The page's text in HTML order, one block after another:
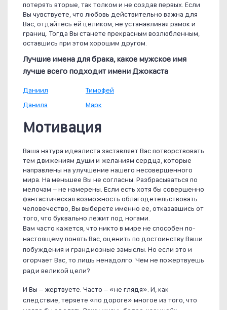
потерять вторые, так толком и не создав первых. Если
Вы чувствуете, что любовь действительно важна для
Вас, отдайтесь ей целиком, не устанавливая рамок и
границ. Тогда Вы станете прекрасным возлюбленным,
оставшись при этом хорошим другом.
Лучшие имена для брака, какое мужское имя
лучше всего подходит имени Джокаста
Даниил
Данила
Тимофей
Марк
Мотивация
Ваша натура идеалиста заставляет Вас потворствовать
тем движениям души и желаниям сердца, которые
направлены на улучшение нашего несовершенного
мира. На меньшее Вы не согласны. Разбрасываться по
мелочам – не намерены. Если есть хотя бы совершенно
фантастическая возможность облагодетельствовать
человечество, Вы выберете именно ее, отказавшись от
того, что буквально лежит под ногами.
Вам часто кажется, что никто в мире не способен по-
настоящему понять Вас, оценить по достоинству Ваши
побуждения и грандиозные замыслы. Но если это и
огорчает Вас, то лишь ненадолго. Чем не пожертвуешь
ради великой цели?
И Вы – жертвуете. Часто – «не глядя». И, как
следствие, теряете «по дороге» многое из того, что